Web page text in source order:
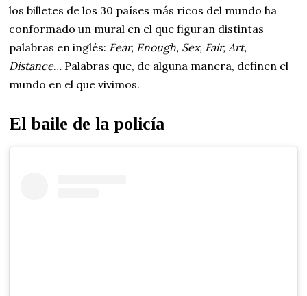
los billetes de los 30 países más ricos del mundo ha
conformado un mural en el que figuran distintas
palabras en inglés: Fear, Enough, Sex, Fair, Art,
Distance… Palabras que, de alguna manera, definen el
mundo en el que vivimos.
El baile de la policía